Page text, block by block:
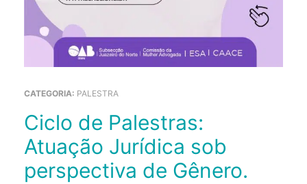
CATEGORIA: PALESTRA
Ciclo de Palestras:
Atuação Jurídica sob
perspectiva de Gênero.